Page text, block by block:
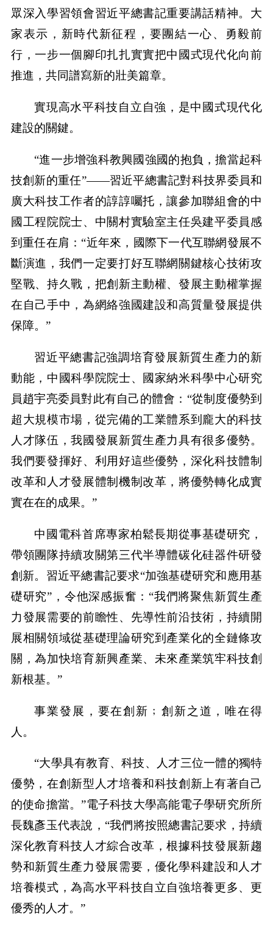
眾深入學習領會習近平總書記重要講話精神。大
家表示，新時代新征程，要團結一心、勇毅前
行，一步一個腳印扎扎實實把中國式現代化向前
推進，共同譜寫新的壯美篇章。
實現高水平科技自立自強，是中國式現代化
建設的關鍵。
“進一步增強科教興國強國的抱負，擔當起科
技創新的重任”——習近平總書記對科技界委員和
廣大科技工作者的諄諄囑托，讓參加聯組會的中
國工程院院士、中關村實驗室主任吳建平委員感
到重任在肩：“近年來，國際下一代互聯網發展不
斷演進，我們一定要打好互聯網關鍵核心技術攻
堅戰、持久戰，把創新主動權、發展主動權掌握
在自己手中，為網絡強國建設和高質量發展提供
保障。”
習近平總書記強調培育發展新質生產力的新
動能，中國科學院院士、國家納米科學中心研究
員趙宇亮委員對此有自己的體會：“從制度優勢到
超大規模市場，從完備的工業體系到龐大的科技
人才隊伍，我國發展新質生產力具有很多優勢。
我們要發揮好、利用好這些優勢，深化科技體制
改革和人才發展體制機制改革，將優勢轉化成實
實在在的成果。”
中國電科首席專家柏鬆長期從事基礎研究，
帶領團隊持續攻關第三代半導體碳化硅器件研發
創新。習近平總書記要求“加強基礎研究和應用基
礎研究”，令他深感振奮：“我們將聚焦新質生產
力發展需要的前瞻性、先導性前沿技術，持續開
展相關領域從基礎理論研究到產業化的全鏈條攻
關，為加快培育新興產業、未來產業筑牢科技創
新根基。”
事業發展，要在創新﹔創新之道，唯在得
人。
“大學具有教育、科技、人才三位一體的獨特
優勢，在創新型人才培養和科技創新上有著自己
的使命擔當。”電子科技大學高能電子學研究所所
長魏彥玉代表說，“我們將按照總書記要求，持續
深化教育科技人才綜合改革，根據科技發展新趨
勢和新質生產力發展需要，優化學科建設和人才
培養模式，為高水平科技自立自強培養更多、更
優秀的人才。”